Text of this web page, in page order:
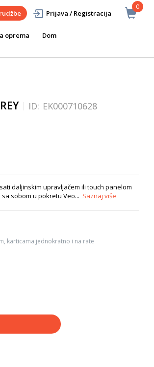
0
Prijava / Registracija
oprema
Dom
ID: EK000710628
daljinskim upravljačem ili touch panelom
sobom u pokretu Veo... Saznaj više
karticama jednokratno i na rate